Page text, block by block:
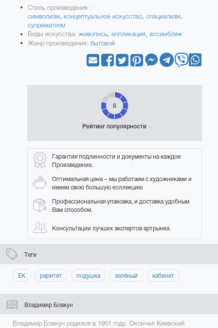
Стиль произведения :
символизм,концептуальное искусство,спациализм,
супрематизм
Виды искусства:живопись,аппликация,ассамбляж
Жанр произведения: бытовой
8
Рейтинг популярности
Гарантия подлинности и документы на каждое
Произведение.
Оптимальная цена – мы работаем с художниками и
имеем свою большую коллекцию
Профессиональная упаковка, и доставка удобным
Вам способом.
Консультации лучших экспертов артрынка.
Теги
ЕК раритет подушка зелёный кабинет
Владимир Бовкун
Владимир Бовкун родился в 1951 году. Окончил Киевский